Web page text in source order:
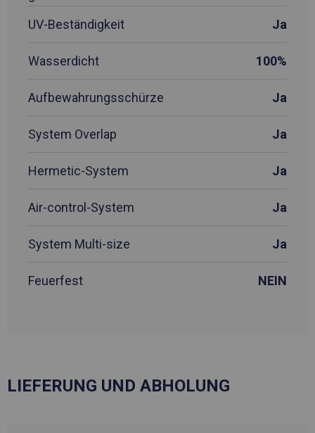
UV-Beständigkeit
Ja
Wasserdicht 100%
Aufbewahrungsschürze Ja
System Overlap Ja
Hermetic-System Ja
Air-control-System Ja
System Multi-size Ja
Feuerfest NEIN
LIEFERUNG UND ABHOLUNG